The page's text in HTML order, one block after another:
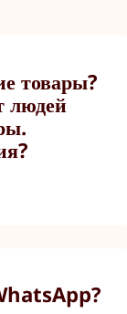
товары?
людей